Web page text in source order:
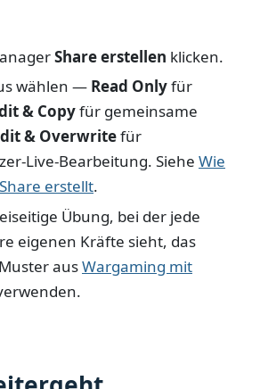
Share erstellen klicken.
wählen — Read Onlyfür
& Copyfür gemeinsame
& Overwritefür
Live-Bearbeitung. Siehe Wie
erstellt.
Übung, bei der jede
eigenen Kräfte sieht, das
ausWargaming mit